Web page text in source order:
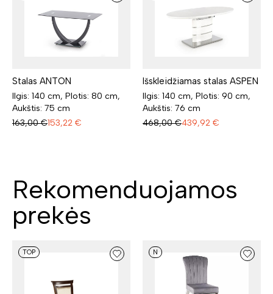
Stalas ANTON
Ilgis: 140 cm, Plotis: 80 cm,
Aukštis: 75 cm
163,00 €153,22 €
Išskleidžiamas stalas ASPEN
Ilgis: 140 cm, Plotis: 90 cm,
Aukštis: 76 cm
468,00 €439,92 €
Rekomenduojamos
prekės
TOP N